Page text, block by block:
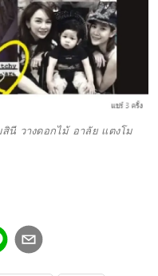
วางดอกไม้ อาลัย เเตงโม